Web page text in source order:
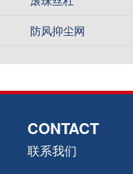
防风抑尘网
CONTACT
联系我们